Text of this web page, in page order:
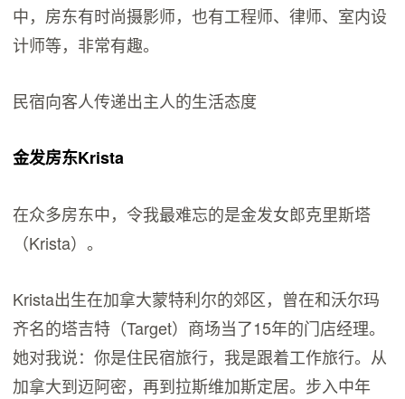
中，房东有时尚摄影师，也有工程师、律师、室内设
计师等，非常有趣。
民宿向客人传递出主人的生活态度
金发房东Krista
在众多房东中，令我最难忘的是金发女郎克里斯塔
（Krista）。
Krista出生在加拿大蒙特利尔的郊区，曾在和沃尔玛
齐名的塔吉特（Target）商场当了15年的门店经理。
她对我说：你是住民宿旅行，我是跟着工作旅行。从
加拿大到迈阿密，再到拉斯维加斯定居。步入中年